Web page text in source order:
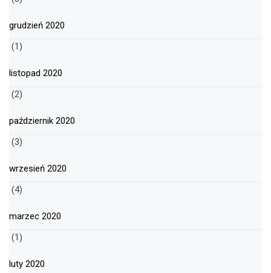
grudzień 2020
(1)
listopad 2020
(2)
październik 2020
(3)
wrzesień 2020
(4)
marzec 2020
(1)
luty 2020